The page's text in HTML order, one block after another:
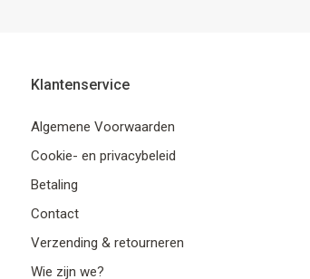
Klantenservice
Algemene Voorwaarden
Cookie- en privacybeleid
Betaling
Contact
Verzending & retourneren
Wie zijn we?